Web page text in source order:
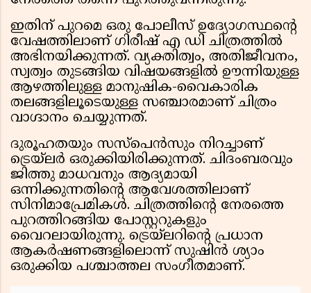
ഇതിന് പുറമെ ഒരു പോലീസ് ഉദ്യോഗസ്ഥൻ്റെ
വേഷത്തിലാണ് ഗിരീഷ് എ ഡി ചിത്രത്തിൽ
അഭിനയിക്കുന്നത്. വ്യക്തിത്വം, അതിജീവനം,
സ്വത്വം തുടങ്ങിയ വിഷയങ്ങളിൽ ഊന്നിയുള്ള
ആഴത്തിലുള്ള മാനുഷിക-വൈകാരിക
തലങ്ങളിലൂടെയുള്ള സഞ്ചാരമാണ് ചിത്രം
വാഗ്ദാനം ചെയ്യുന്നത്.
ദുരൂഹതയും സസ്പെൻസും നിറച്ചാണ്
ട്രെയ്‌ലർ ഒരുക്കിയിരിക്കുന്നത്. ചിദംബരവും
ജിത്തു മാധവനും ആദ്യമായി
ഒന്നിക്കുന്നതിൻ്റെ ആവേശത്തിലാണ്
സിനിമാപ്രേമികൾ. ചിത്രത്തിൻ്റെ നേരത്തെ
പുറത്തിറങ്ങിയ പോസ്റ്ററുകളും
വൈറലായിരുന്നു. ട്രെയ്‌ലറിൻ്റെ പ്രധാന
ആകർഷണങ്ങളിലൊന്ന് സുഷിൻ ശ്യാം
ഒരുക്കിയ പശ്ചാത്തല സംഗീതമാണ്.